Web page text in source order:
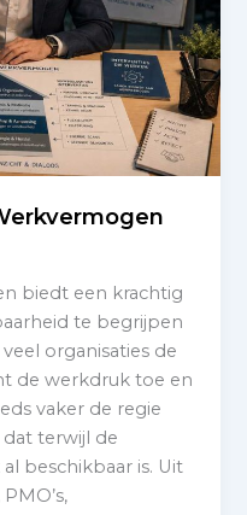
biedt een krachtig
te begrijpen
organisaties de
de werkdruk toe en
vaker de regie
terwijl de
beschikbaar is. Uit